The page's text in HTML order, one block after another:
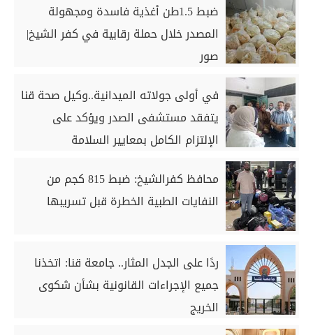
ضبط 1.5طن أغذية فاسدة ومجهولة
المصدر خلال حملة رقابية في كفر الشيخ|
صور
في أولى جولاته الميدانية..وكيل صحة قنا
يتفقد مستشفى الصدر ويؤكد على
الإلتزام الكامل بمعايير السلامة
محافظ كفرالشيخ: ضبط 815 كجم من
النفايات الطبية الخطرة قبل تسريبها
ردًا على الجدل المثار.. جامعة قنا: اتخذنا
جميع الإجراءات القانونية بشأن شكوى
الخريج